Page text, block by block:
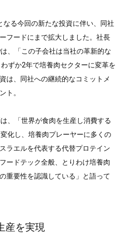
なる今回の新たな投資に伴い、同社
フードにまで拡大しました。社長
は、「この子会社は当社の革新的な
ずか2年で培養肉セクターに変革を
は、同社への継続的なコミットメ
ト。
は、「世界が食肉を生産し消費する
化し、培養肉プレーヤーに多くの
ラエルを代表する代替プロテイン
ードテック全般、とりわけ培養肉
重要性を認識している」と語って
産を実現